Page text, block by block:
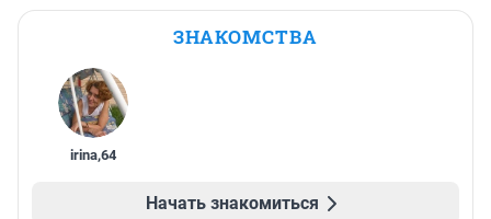
ЗНАКОМСТВА
irina,64
Начать знакомиться